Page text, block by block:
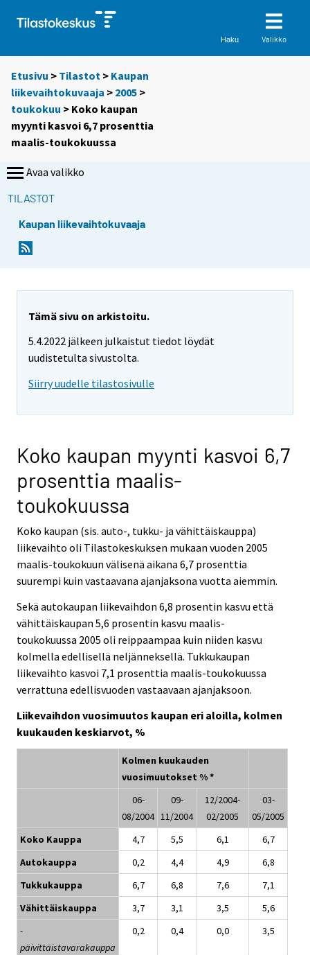
Haku Valikko
Etusivu > Tilastot > Kaupan
liikevaihtokuvaaja > 2005 >
toukokuu > Koko kaupan
myynti kasvoi 6,7 prosenttia
maalis-toukokuussa
Avaa valikko
TILASTOT
Kaupan liikevaihtokuvaaja
Tämä sivu on arkistoitu.
5.4.2022 jälkeen julkaistut tiedot löydät
uudistetulta sivustolta.
Siirry uudelle tilastosivulle
Koko kaupan myynti kasvoi 6,7
prosenttia maalis-
toukokuussa
Koko kaupan (sis. auto-, tukku- ja vähittäiskauppa)
liikevaihto oli Tilastokeskuksen mukaan vuoden 2005
maalis-toukokuun välisenä aikana 6,7 prosenttia
suurempi kuin vastaavana ajanjaksona vuotta aiemmin.
Sekä autokaupan liikevaihdon 6,8 prosentin kasvu että
vähittäiskaupan 5,6 prosentin kasvu maalis-
toukokuussa 2005 oli reippaampaa kuin niiden kasvu
kolmella edellisellä neljänneksellä. Tukkukaupan
liikevaihto kasvoi 7,1 prosenttia maalis-toukokuussa
verrattuna edellisvuoden vastaavaan ajanjaksoon.
Liikevaihdon vuosimuutos kaupan eri aloilla, kolmen
kuukauden keskiarvot, %
Kolmen kuukauden
vuosimuutokset % *
06-
08/2004
09-
11/2004
12/2004-
02/2005
03-
05/2005
Koko Kauppa
4,7 5,5 6,1
6,7
Autokauppa
0,2 4,4 4,9
6,8
Tukkukauppa
6,7 6,8 7,6
7,1
Vähittäiskauppa
3,7 3,1 3,5
5,6
-
päivittäistavarakauppa
0,2 0,4 0,0 3,5